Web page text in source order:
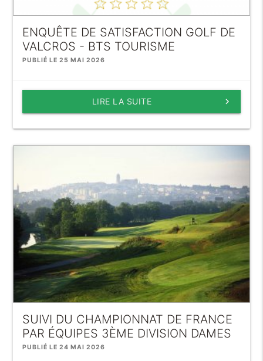
ENQUÊTE DE SATISFACTION GOLF DE
VALCROS - BTS TOURISME
PUBLIÉ LE 25 MAI 2026
keyboard_arrow_right
LIRE LA SUITE
SUIVI DU CHAMPIONNAT DE FRANCE
PAR ÉQUIPES 3ÈME DIVISION DAMES
PUBLIÉ LE 24 MAI 2026